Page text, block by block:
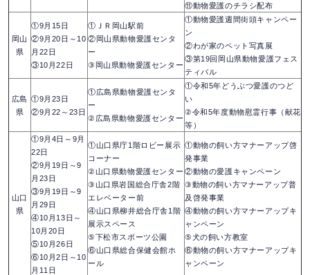
⑪動物愛護のチラシ配布
岡山
県
①9月15日
②9月20日～10
月22日
③10月22日
①ＪＲ岡山駅前
②岡山県動物愛護センタ
ー
③岡山県動物愛護センター
①動物愛護週間街頭キャンペー
ン
②わが家のペット写真展
③第19回岡山県動物愛護フェス
ティバル
広島
県
①9月23日
②9月22～23日
①広島県動物愛護センタ
ー
②広島県動物愛護センター
①令和5年どうぶつ愛護のつど
い
②令和5年度動物慰霊行事（献花
等）
山口
県
①9月4日～9月
22日
②9月19日～9
月23日
③9月19日～9
月29日
④10月13日～
10月20日
⑤10月26日
⑥10月2日～10
月11日
①山口県庁1階ロビー展示
コーナー
②山口県動物愛護センター
③山口県岩国総合庁舎2階
エレベーター前
④山口県柳井総合庁舎1階
展示スペース
⑤下松市スポーツ公園
⑥山口県総合保健会館ホ
ール
①動物の飼い方マナーアップ啓
発事業
②動物の愛護キャンペーン
③動物の飼い方マナーアップ普
及啓発事業
④動物の飼い方マナーアップキ
ャンペーン
⑤犬の飼い方教室
⑥動物の飼い方マナーアップキ
ャンペーン